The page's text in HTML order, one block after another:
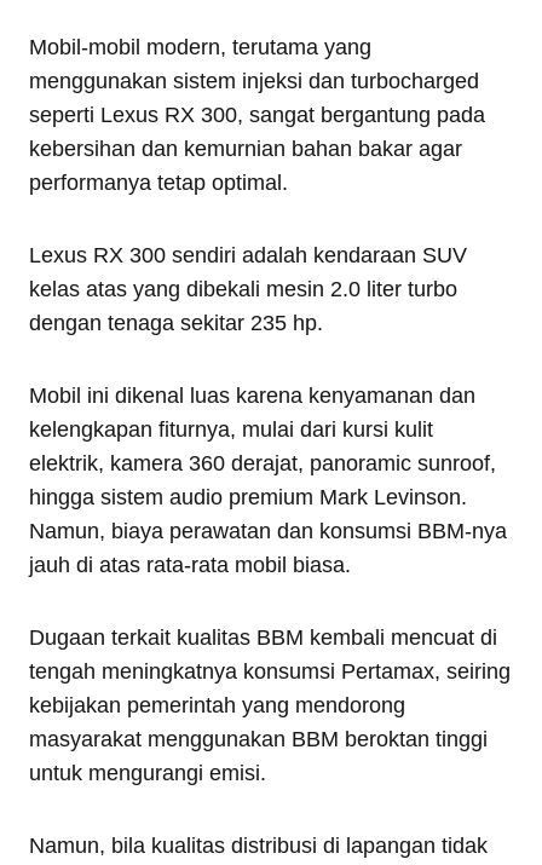
Mobil-mobil modern, terutama yang
menggunakan sistem injeksi dan turbocharged
seperti Lexus RX 300, sangat bergantung pada
kebersihan dan kemurnian bahan bakar agar
performanya tetap optimal.
Lexus RX 300 sendiri adalah kendaraan SUV
kelas atas yang dibekali mesin 2.0 liter turbo
dengan tenaga sekitar 235 hp.
Mobil ini dikenal luas karena kenyamanan dan
kelengkapan fiturnya, mulai dari kursi kulit
elektrik, kamera 360 derajat, panoramic sunroof,
hingga sistem audio premium Mark Levinson.
Namun, biaya perawatan dan konsumsi BBM-nya
jauh di atas rata-rata mobil biasa.
Dugaan terkait kualitas BBM kembali mencuat di
tengah meningkatnya konsumsi Pertamax, seiring
kebijakan pemerintah yang mendorong
masyarakat menggunakan BBM beroktan tinggi
untuk mengurangi emisi.
Namun, bila kualitas distribusi di lapangan tidak